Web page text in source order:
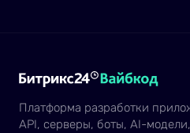
Платформа разработки
API, серверы, боты, AI-